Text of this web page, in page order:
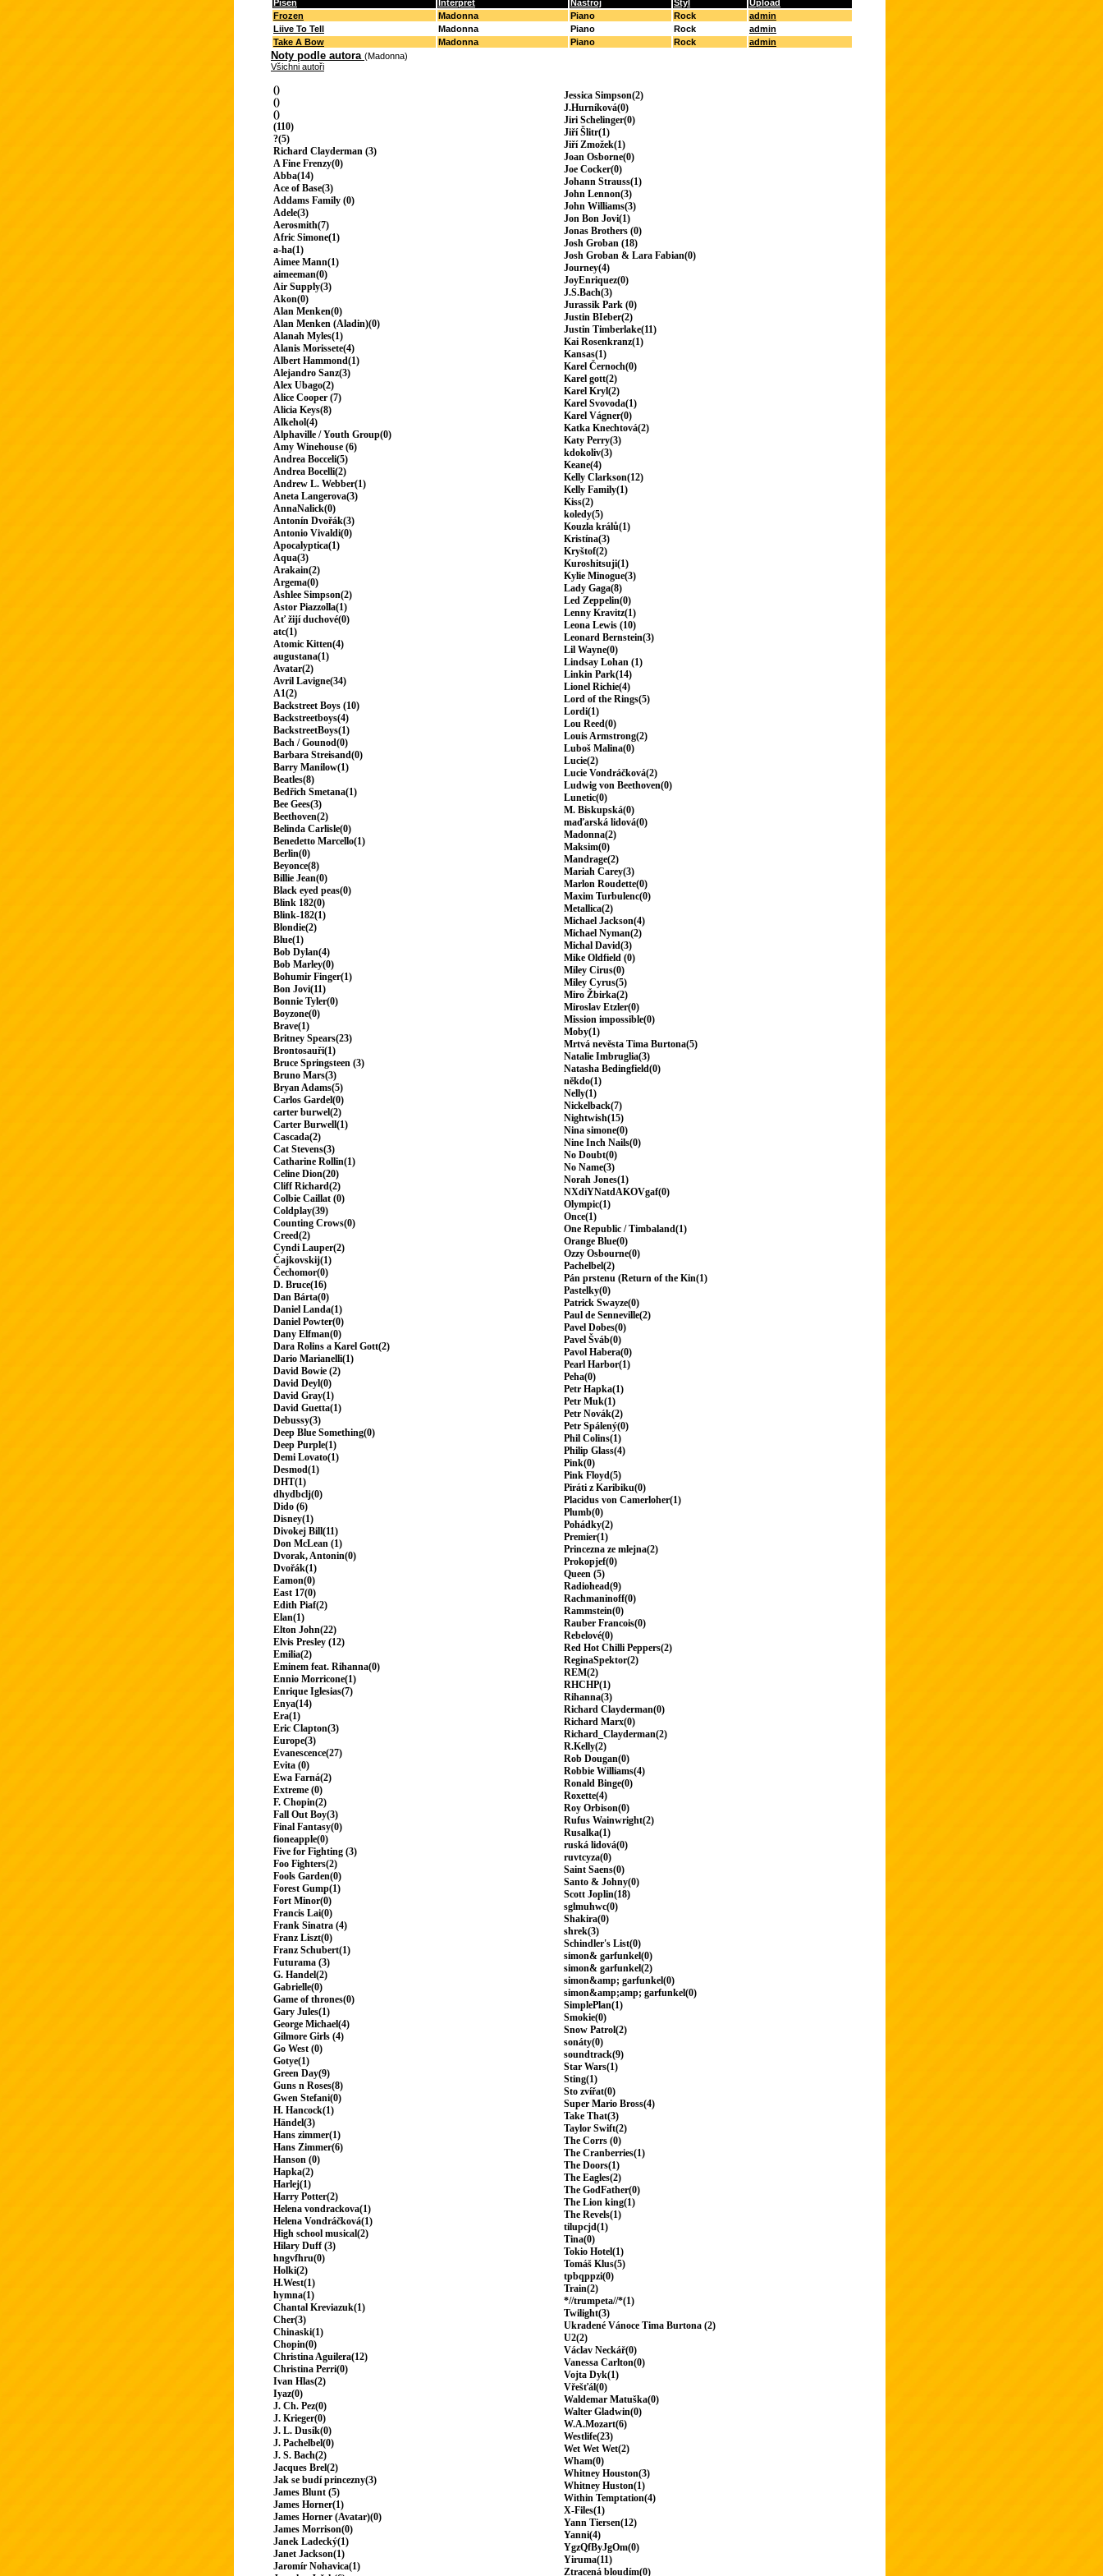
Píseň Interpret Nástroj Styl
Upload
Frozen
Madonna Piano Rock
admin
Liive To Tell
Madonna Piano Rock
admin
Take A Bow
Madonna Piano Rock admin
Noty podle autora (Madonna)
Všichni autoři
()
()
()
(110)
?(5)
Richard Clayderman (3)
A Fine Frenzy(0)
Abba(14)
Ace of Base(3)
Addams Family (0)
Adele(3)
Aerosmith(7)
Afric Simone(1)
a-ha(1)
Aimee Mann(1)
aimeeman(0)
Air Supply(3)
Akon(0)
Alan Menken(0)
Alan Menken (Aladin)(0)
Alanah Myles(1)
Alanis Morissete(4)
Albert Hammond(1)
Alejandro Sanz(3)
Alex Ubago(2)
Alice Cooper (7)
Alicia Keys(8)
Alkehol(4)
Alphaville / Youth Group(0)
Amy Winehouse (6)
Andrea Bocceli(5)
Andrea Bocelli(2)
Andrew L. Webber(1)
Aneta Langerova(3)
AnnaNalick(0)
Antonín Dvořák(3)
Antonio Vivaldi(0)
Apocalyptica(1)
Aqua(3)
Arakain(2)
Argema(0)
Ashlee Simpson(2)
Astor Piazzolla(1)
Ať žijí duchové(0)
atc(1)
Atomic Kitten(4)
augustana(1)
Avatar(2)
Avril Lavigne(34)
A1(2)
Backstreet Boys (10)
Backstreetboys(4)
BackstreetBoys(1)
Bach / Gounod(0)
Barbara Streisand(0)
Barry Manilow(1)
Beatles(8)
Bedřich Smetana(1)
Bee Gees(3)
Beethoven(2)
Belinda Carlisle(0)
Benedetto Marcello(1)
Berlin(0)
Beyonce(8)
Billie Jean(0)
Black eyed peas(0)
Blink 182(0)
Blink-182(1)
Blondie(2)
Blue(1)
Bob Dylan(4)
Bob Marley(0)
Bohumir Finger(1)
Bon Jovi(11)
Bonnie Tyler(0)
Boyzone(0)
Brave(1)
Britney Spears(23)
Brontosauři(1)
Bruce Springsteen (3)
Bruno Mars(3)
Bryan Adams(5)
Carlos Gardel(0)
carter burwel(2)
Carter Burwell(1)
Cascada(2)
Cat Stevens(3)
Catharine Rollin(1)
Celine Dion(20)
Cliff Richard(2)
Colbie Caillat (0)
Coldplay(39)
Counting Crows(0)
Creed(2)
Cyndi Lauper(2)
Čajkovskij(1)
Čechomor(0)
D. Bruce(16)
Dan Bárta(0)
Daniel Landa(1)
Daniel Powter(0)
Dany Elfman(0)
Dara Rolins a Karel Gott(2)
Dario Marianelli(1)
David Bowie (2)
David Deyl(0)
David Gray(1)
David Guetta(1)
Debussy(3)
Deep Blue Something(0)
Deep Purple(1)
Demi Lovato(1)
Desmod(1)
DHT(1)
dhydbclj(0)
Dido (6)
Disney(1)
Divokej Bill(11)
Don McLean (1)
Dvorak, Antonin(0)
Dvořák(1)
Eamon(0)
East 17(0)
Edith Piaf(2)
Elan(1)
Elton John(22)
Elvis Presley (12)
Emilia(2)
Eminem feat. Rihanna(0)
Ennio Morricone(1)
Enrique Iglesias(7)
Enya(14)
Era(1)
Eric Clapton(3)
Europe(3)
Evanescence(27)
Evita (0)
Ewa Farná(2)
Extreme (0)
F. Chopin(2)
Fall Out Boy(3)
Final Fantasy(0)
fioneapple(0)
Five for Fighting (3)
Foo Fighters(2)
Fools Garden(0)
Forest Gump(1)
Fort Minor(0)
Francis Lai(0)
Frank Sinatra (4)
Franz Liszt(0)
Franz Schubert(1)
Futurama (3)
G. Handel(2)
Gabrielle(0)
Game of thrones(0)
Gary Jules(1)
George Michael(4)
Gilmore Girls (4)
Go West (0)
Gotye(1)
Green Day(9)
Guns n Roses(8)
Gwen Stefani(0)
H. Hancock(1)
Händel(3)
Hans zimmer(1)
Hans Zimmer(6)
Hanson (0)
Hapka(2)
Harlej(1)
Harry Potter(2)
Helena vondrackova(1)
Helena Vondráčková(1)
High school musical(2)
Hilary Duff (3)
hngvfhru(0)
Holki(2)
H.West(1)
hymna(1)
Chantal Kreviazuk(1)
Cher(3)
Chinaski(1)
Chopin(0)
Christina Aguilera(12)
Christina Perri(0)
Ivan Hlas(2)
Iyaz(0)
J. Ch. Pez(0)
J. Krieger(0)
J. L. Dusík(0)
J. Pachelbel(0)
J. S. Bach(2)
Jacques Brel(2)
Jak se budí princezny(3)
James Blunt (5)
James Horner(1)
James Horner (Avatar)(0)
James Morrison(0)
Janek Ladecký(1)
Janet Jackson(1)
Jaromír Nohavica(1)
Jessica Simpson(2)
J.Hurníková(0)
Jiri Schelinger(0)
Jiří Šlitr(1)
Jiří Zmožek(1)
Joan Osborne(0)
Joe Cocker(0)
Johann Strauss(1)
John Lennon(3)
John Williams(3)
Jon Bon Jovi(1)
Jonas Brothers (0)
Josh Groban (18)
Josh Groban & Lara Fabian(0)
Journey(4)
JoyEnriquez(0)
J.S.Bach(3)
Jurassik Park (0)
Justin BIeber(2)
Justin Timberlake(11)
Kai Rosenkranz(1)
Kansas(1)
Karel Černoch(0)
Karel gott(2)
Karel Kryl(2)
Karel Svovoda(1)
Karel Vágner(0)
Katka Knechtová(2)
Katy Perry(3)
kdokoliv(3)
Keane(4)
Kelly Clarkson(12)
Kelly Family(1)
Kiss(2)
koledy(5)
Kouzla králů(1)
Kristína(3)
Kryštof(2)
Kuroshitsuji(1)
Kylie Minogue(3)
Lady Gaga(8)
Led Zeppelin(0)
Lenny Kravitz(1)
Leona Lewis (10)
Leonard Bernstein(3)
Lil Wayne(0)
Lindsay Lohan (1)
Linkin Park(14)
Lionel Richie(4)
Lord of the Rings(5)
Lordi(1)
Lou Reed(0)
Louis Armstrong(2)
Luboš Malina(0)
Lucie(2)
Lucie Vondráčková(2)
Ludwig von Beethoven(0)
Lunetic(0)
M. Biskupská(0)
maďarská lidová(0)
Madonna(2)
Maksim(0)
Mandrage(2)
Mariah Carey(3)
Marlon Roudette(0)
Maxim Turbulenc(0)
Metallica(2)
Michael Jackson(4)
Michael Nyman(2)
Michal David(3)
Mike Oldfield (0)
Miley Cirus(0)
Miley Cyrus(5)
Miro Žbirka(2)
Miroslav Etzler(0)
Mission impossible(0)
Moby(1)
Mrtvá nevěsta Tima Burtona(5)
Natalie Imbruglia(3)
Natasha Bedingfield(0)
někdo(1)
Nelly(1)
Nickelback(7)
Nightwish(15)
Nina simone(0)
Nine Inch Nails(0)
No Doubt(0)
No Name(3)
Norah Jones(1)
NXdiYNatdAKOVgaf(0)
Olympic(1)
Once(1)
One Republic / Timbaland(1)
Orange Blue(0)
Ozzy Osbourne(0)
Pachelbel(2)
Pán prstenu (Return of the Kin(1)
Pastelky(0)
Patrick Swayze(0)
Paul de Senneville(2)
Pavel Dobes(0)
Pavel Šváb(0)
Pavol Habera(0)
Pearl Harbor(1)
Peha(0)
Petr Hapka(1)
Petr Muk(1)
Petr Novák(2)
Petr Spálený(0)
Phil Colins(1)
Philip Glass(4)
Pink(0)
Pink Floyd(5)
Piráti z Karibiku(0)
Placidus von Camerloher(1)
Plumb(0)
Pohádky(2)
Premier(1)
Princezna ze mlejna(2)
Prokopjef(0)
Queen (5)
Radiohead(9)
Rachmaninoff(0)
Rammstein(0)
Rauber Francois(0)
Rebelové(0)
Red Hot Chilli Peppers(2)
ReginaSpektor(2)
REM(2)
RHCHP(1)
Rihanna(3)
Richard Clayderman(0)
Richard Marx(0)
Richard_Clayderman(2)
R.Kelly(2)
Rob Dougan(0)
Robbie Williams(4)
Ronald Binge(0)
Roxette(4)
Roy Orbison(0)
Rufus Wainwright(2)
Rusalka(1)
ruská lidová(0)
ruvtcyza(0)
Saint Saens(0)
Santo & Johny(0)
Scott Joplin(18)
sglmuhwc(0)
Shakira(0)
shrek(3)
Schindler's List(0)
simon& garfunkel(0)
simon& garfunkel(2)
simon&amp; garfunkel(0)
simon&amp;amp; garfunkel(0)
SimplePlan(1)
Smokie(0)
Snow Patrol(2)
sonáty(0)
soundtrack(9)
Star Wars(1)
Sting(1)
Sto zvířat(0)
Super Mario Bross(4)
Take That(3)
Taylor Swift(2)
The Corrs (0)
The Cranberries(1)
The Doors(1)
The Eagles(2)
The GodFather(0)
The Lion king(1)
The Revels(1)
tilupcjd(1)
Tina(0)
Tokio Hotel(1)
Tomáš Klus(5)
tpbqppzi(0)
Train(2)
*//trumpeta//*(1)
Twilight(3)
Ukradené Vánoce Tima Burtona (2)
U2(2)
Václav Neckář(0)
Vanessa Carlton(0)
Vojta Dyk(1)
Vřešťál(0)
Waldemar Matuška(0)
Walter Gladwin(0)
W.A.Mozart(6)
Westlife(23)
Wet Wet Wet(2)
Wham(0)
Whitney Houston(3)
Whitney Huston(1)
Within Temptation(4)
X-Files(1)
Yann Tiersen(12)
Yanni(4)
YgzQfByJgOm(0)
Yiruma(11)
Ztracená bloudím(0)